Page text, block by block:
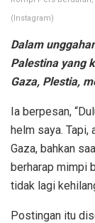
(Instagram)
Dalam
Palestina yang
Gaza, Plestia,
Ia berpesan,
helm saya. Tapi,
Gaza, bahkan
berharap mimpi
tidak lagi
Postingan itu